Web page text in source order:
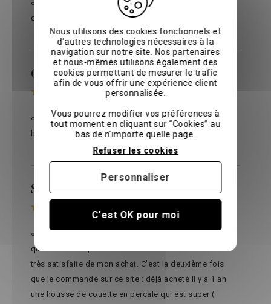
« Belle couleur (rose) et belle finition. Bonne qualité
du lin. »
Carole b. le 24/05/2026surAvis vérifiés
« Qualité et finition parfaite. Je recommande sans
hésiter. »
Sylvie P. surAvis vérifiés
« Lin lave de grande qualité, grammage plus élevé
que chez la majorité des autres vendeurs. Je suis
très satisfaite de mon achat. C’est la deuxième fois
que je commande sur ce site : déjà acheté il y a 1 an
une housse de couette en percale qui est super (
Nous utilisons des cookies fonctionnels et
d’autres technologies nécessaires à la
navigation sur notre site. Nos partenaires
et nous-mêmes utilisons également des
cookies permettant de mesurer le trafic
afin de vous offrir une expérience client
personnalisée.
Vous pourrez modifier vos préférences à
tout moment en cliquant sur “Cookies” au
bas de n'importe quelle page.
C'est OK pour moi
Refuser les cookies
Personnaliser